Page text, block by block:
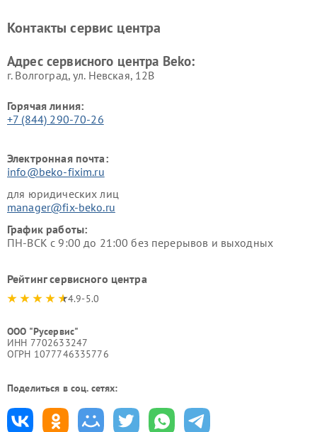
Ремонт холодильников Beko Ремонт морозильных камер
Контакты сервис центра
Адрес сервисного центра Beko:
г. Волгоград, ул. Невская, 12В
Горячая линия:
+7 (844) 290-70-26
Электронная почта:
info@beko-fixim.ru
для юридических лиц
manager@fix-beko.ru
График работы:
ПН-ВСК с 9:00 до 21:00 без перерывов и выходных
Рейтинг сервисного центра
4.9-5.0
ООО "Русервис"
ИНН 7702633247
ОГРН 1077746335776
Поделиться в соц. сетях: